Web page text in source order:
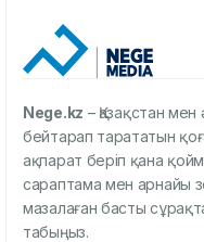
Nege.kz – Қазақстан
бейтарап тарататын
ақпарат беріп қана
сараптама мен арнайы
мазалаған басты
табыңыз.